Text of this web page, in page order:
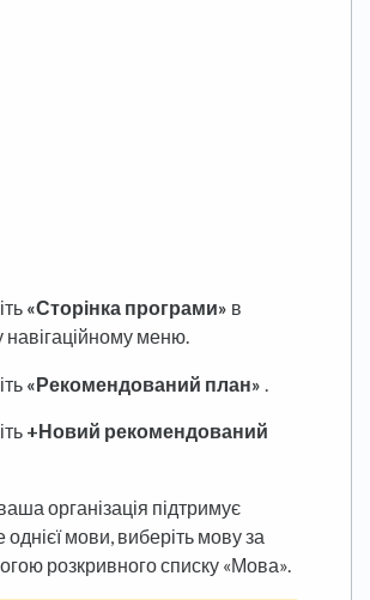
«Сторінка програми» в
навігаційному меню.
«Рекомендований план» .
+Новий рекомендований
організація підтримує
однієї мови, виберіть мову за
розкривного списку «Мова».